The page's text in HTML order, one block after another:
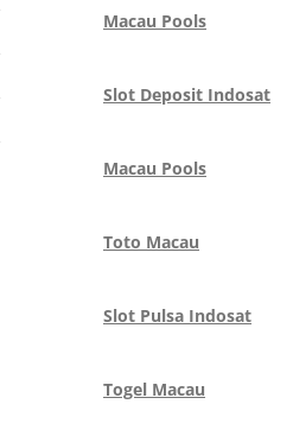
Macau Pools
Slot Deposit Indosat
Macau Pools
Toto Macau
Slot Pulsa Indosat
Togel Macau